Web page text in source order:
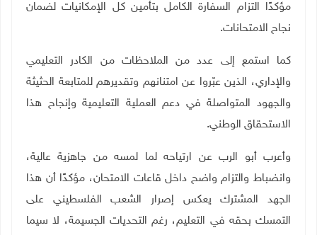
مؤكدًا التزام السفارة الكامل بتأمين كل الإمكانيات لضمان
نجاح الامتحانات.
كما استمع إلى عدد من الملاحظات من الكادر التعليمي
والإداري، الذين عبّروا عن امتنانهم وتقديرهم للمتابعة الحثيثة
والجهود المتواصلة في دعم العملية التعليمية وإنجاح هذا
الاستحقاق الوطني.
وأعرب أبو الرب عن ارتياحه لما لمسه من جاهزية عالية،
وانضباط والتزام واضح داخل قاعات الامتحان، مؤكدًا أن هذا
الجهد المشترك يعكس إصرار الشعب الفلسطيني على
التمسك بحقه في التعليم، رغم التحديات الجسيمة، لا سيما